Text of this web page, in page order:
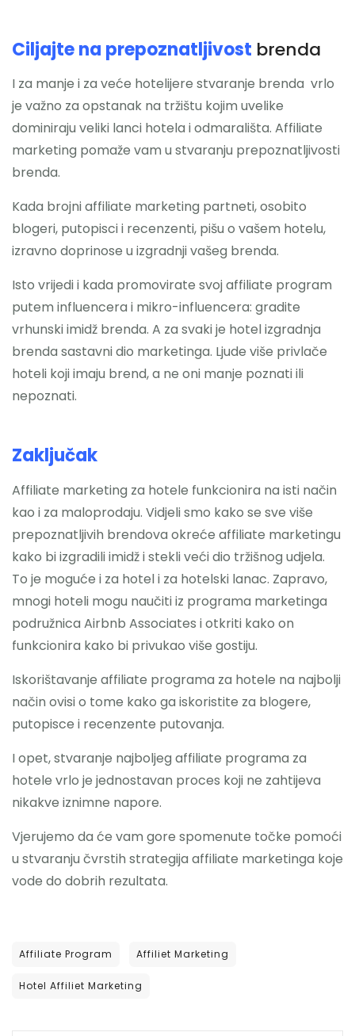
Ciljajte na prepoznatljivost brenda
I za manje i za veće hotelijere stvaranje brenda vrlo
je važno za opstanak na tržištu kojim uvelike
dominiraju veliki lanci hotela i odmarališta. Affiliate
marketing pomaže vam u stvaranju prepoznatljivosti
brenda.
Kada brojni affiliate marketing partneti, osobito
blogeri, putopisci i recenzenti, pišu o vašem hotelu,
izravno doprinose u izgradnji vašeg brenda.
Isto vrijedi i kada promovirate svoj affiliate program
putem influencera i mikro-influencera: gradite
vrhunski imidž brenda. A za svaki je hotel izgradnja
brenda sastavni dio marketinga. Ljude više privlače
hoteli koji imaju brend, a ne oni manje poznati ili
nepoznati.
Zaključak
Affiliate marketing za hotele funkcionira na isti način
kao i za maloprodaju. Vidjeli smo kako se sve više
prepoznatljivih brendova okreće affiliate marketingu
kako bi izgradili imidž i stekli veći dio tržišnog udjela.
To je moguće i za hotel i za hotelski lanac. Zapravo,
mnogi hoteli mogu naučiti iz programa marketinga
podružnica Airbnb Associates i otkriti kako on
funkcionira kako bi privukao više gostiju.
Iskorištavanje affiliate programa za hotele na najbolji
način ovisi o tome kako ga iskoristite za blogere,
putopisce i recenzente putovanja.
I opet, stvaranje najboljeg affiliate programa za
hotele vrlo je jednostavan proces koji ne zahtijeva
nikakve iznimne napore.
Vjerujemo da će vam gore spomenute točke pomoći
u stvaranju čvrstih strategija affiliate marketinga koje
vode do dobrih rezultata.
Affiliate Program Affiliet Marketing
Hotel Affiliet Marketing